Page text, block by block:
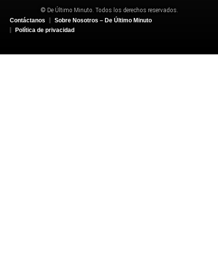
© De Último Minuto. Todos los derechos reservados.
Contáctanos
Sobre Nosotros – De Último Minuto
Política de privacidad